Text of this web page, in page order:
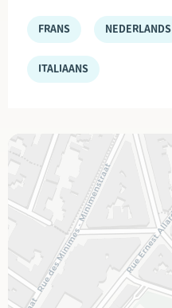
FRANS NEDERLANDS
ITALIAANS